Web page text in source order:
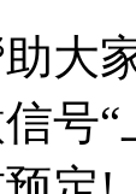
家
号